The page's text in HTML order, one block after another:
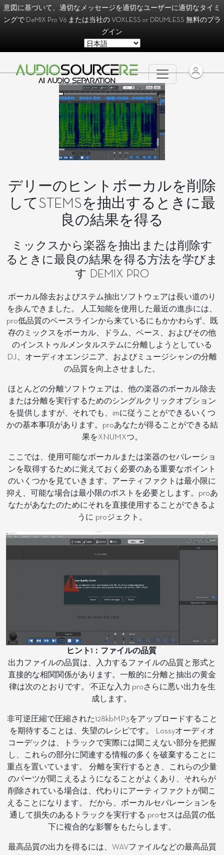
意図に基づいて、適切なメッセージを適切なユーザーに適切なタイミ
ングで DeMIX Pro V6または当社の VOXLESS or DRUMLESS 無料のプラ
グイン
デリーのヒントボーカルを削除
してSTEMSを抽出するときに最
良の結果を得る
ミックスから楽器を抽出または削除す
るときに最良の結果を得る方法を学びま
す DEMIX PRO
ボーカル除去およびステム抽出ソフトウェアは長い道のり
を歩んできました。 人工知能を使用した最近の進歩には、
pro低品質のベースラインから来ているにもかかわらず、既
存のミックスをボーカル、ドラム、ベース、およびその他
のインストゥルメンタルステムに分離しようとしている
DJ、オーディオエンジニア、およびミュージシャンの分離
の品質を向上させました。
ほとんどの分離ソフトウェアは、他の楽器のボーカル除去
または分離を実行するためのシングルクリックオプション
を提供しますが、それでも、imに従うことができるいくつ
かの基本事項があります。proあなたが得ることができる結
果をXNUMXつ。
ここでは、使用可能なボーカルまたは楽器のセパレーショ
ンを取得するために覚えておく必要のある重要なポイント
のいくつかを見ていきます。アーティファクトは最小限に
抑え、可能な場合は最小限のポストを必要とします。proあ
なたがあなたのためにそれを直接使用することができるよ
うに proジェクト。
ヒント1：ファイルの品質
出力ファイルの品質は、入力するファイルの品質と形式と
直接的な相関関係があります。一般的に分離と抽出の黄金
律は次のとおりです。'不正な入力 proさらに悪い出力を生
成します。
非可逆圧縮で圧縮された128kbMP3をアップロードすること
を期待することは、失望のレシピです。 Lossyオーディオ
コーデックは、トラックで実際には聞こえない部分を把握
し、これらの部分に関連する情報の多くを破棄することに
重点を置いています。 分離を実行するとき、これらの少量
のパーツが聞こえるようになることがよくあり、それらが
削除されている場合は、代わりにアーティファクトが聞こ
えることになります。 だから、ボーカルセパレーションを
通して損失のあるトラックを実行する proセスは品質の低
下に複合的な影響をもたらします。
最高品質の出力を得るには、WAVファイルなどの最高品質